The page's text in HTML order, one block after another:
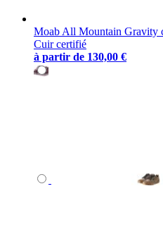
Moab All Mountain Gravity
Cuir certifié
à partir de 130,00 €